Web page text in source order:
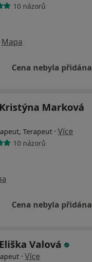
10 názorů
Mapa
Cena nebyla přidána
Marková
Terapeut · Více
10 názorů
Cena nebyla přidána
Valová
· Více